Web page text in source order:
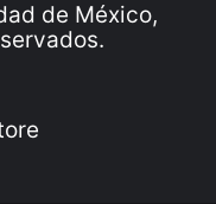
de México,